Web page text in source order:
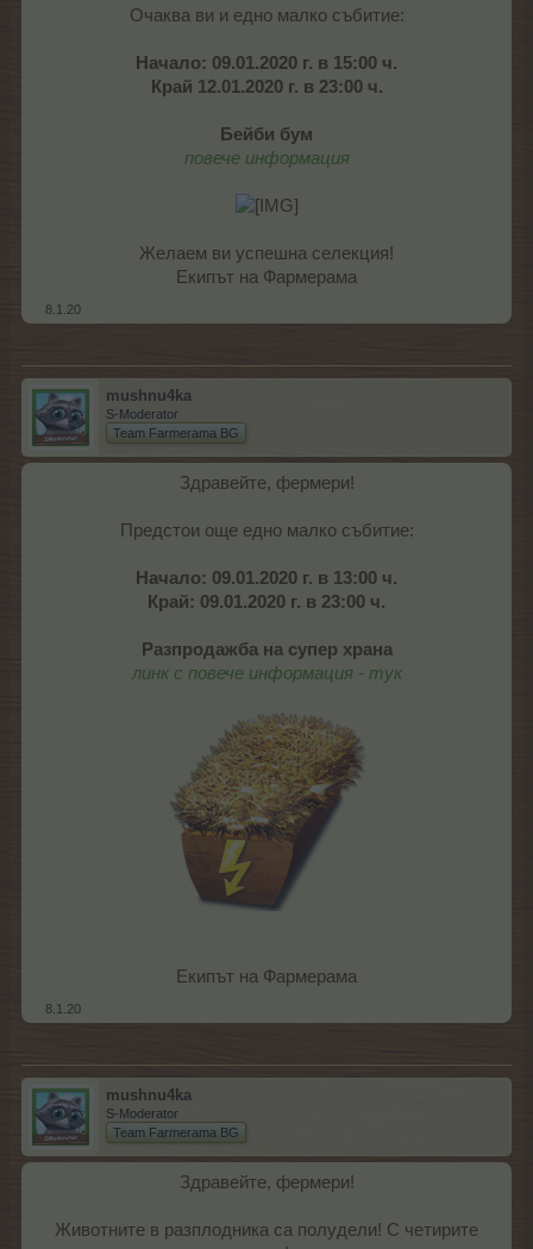
Очаква ви и едно малко събитие:
Начало: 09.01.2020 г. в 15:00 ч.
Край 12.01.2020 г. в 23:00 ч.
Бейби бум
повече информация
Желаем ви успешна селекция!
Екипът на Фармерама​
8.1.20
mushnu4ka
S-Moderator
Team Farmerama BG
Здравейте, фермери!
Предстои още едно малко събитие:
Начало: 09.01.2020 г. в 13:00 ч.
Край: 09.01.2020 г. в 23:00 ч.
Разпродажба на супер храна
линк с повече информация- тук
Екипът на Фармерама​
8.1.20
mushnu4ka
S-Moderator
Team Farmerama BG
Здравейте, фермери!
Животните в разплодника са полудели! С четирите